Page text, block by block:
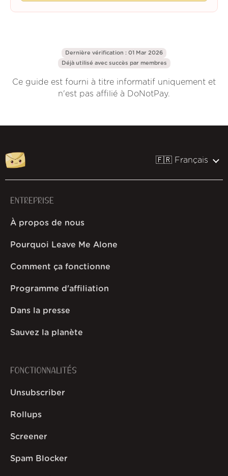
Dernière vérification : 01 Mar 2026
Déjà utilisé avec succès par membres
Ce guide est fourni à titre informatif uniquement et
n'est pas affilié à DoNotPay.
🇫🇷 Français
ENTREPRISE
À propos de nous
Pourquoi Leave Me Alone
Comment ça fonctionne
Programme d'affiliation
Dans la presse
Sauvez la planète
FONCTIONNALITÉS
Unsubscriber
Rollups
Screener
Spam Blocker